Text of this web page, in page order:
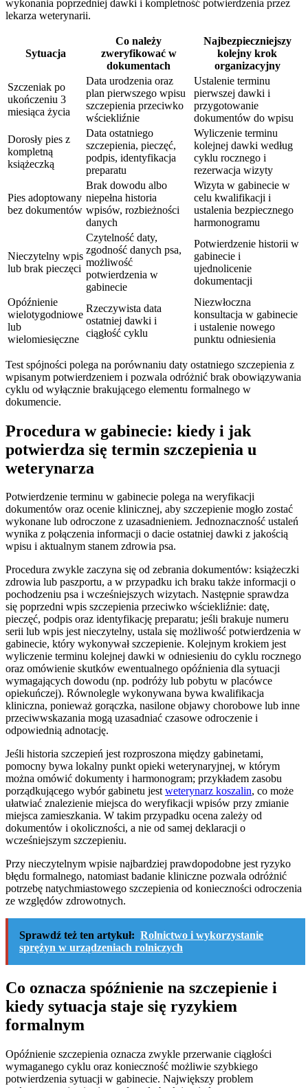
wykonania poprzedniej dawki i kompletność potwierdzenia przez
lekarza weterynarii.
Sytuacja
Co należy
zweryfikować w
dokumentach
Najbezpieczniejszy
kolejny krok
organizacyjny
Szczeniak po
ukończeniu 3
miesiąca życia
Data urodzenia oraz
plan pierwszego wpisu
szczepienia przeciwko
wściekliźnie
Ustalenie terminu
pierwszej dawki i
przygotowanie
dokumentów do wpisu
Dorosły pies z
kompletną
książeczką
Data ostatniego
szczepienia, pieczęć,
podpis, identyfikacja
preparatu
Wyliczenie terminu
kolejnej dawki według
cyklu rocznego i
rezerwacja wizyty
Pies adoptowany
bez dokumentów
Brak dowodu albo
niepełna historia
wpisów, rozbieżności
danych
Wizyta w gabinecie w
celu kwalifikacji i
ustalenia bezpiecznego
harmonogramu
Nieczytelny wpis
lub brak pieczęci
Czytelność daty,
zgodność danych psa,
możliwość
potwierdzenia w
gabinecie
Potwierdzenie historii w
gabinecie i
ujednolicenie
dokumentacji
Opóźnienie
wielotygodniowe
lub
wielomiesięczne
Rzeczywista data
ostatniej dawki i
ciągłość cyklu
Niezwłoczna
konsultacja w gabinecie
i ustalenie nowego
punktu odniesienia
Test spójności polega na porównaniu daty ostatniego szczepienia z
wpisanym potwierdzeniem i pozwala odróżnić brak obowiązywania
cyklu od wyłącznie brakującego elementu formalnego w
dokumencie.
Procedura w gabinecie: kiedy i jak
potwierdza się termin szczepienia u
weterynarza
Potwierdzenie terminu w gabinecie polega na weryfikacji
dokumentów oraz ocenie klinicznej, aby szczepienie mogło zostać
wykonane lub odroczone z uzasadnieniem. Jednoznaczność ustaleń
wynika z połączenia informacji o dacie ostatniej dawki z jakością
wpisu i aktualnym stanem zdrowia psa.
Procedura zwykle zaczyna się od zebrania dokumentów: książeczki
zdrowia lub paszportu, a w przypadku ich braku także informacji o
pochodzeniu psa i wcześniejszych wizytach. Następnie sprawdza
się poprzedni wpis szczepienia przeciwko wściekliźnie: datę,
pieczęć, podpis oraz identyfikację preparatu; jeśli brakuje numeru
serii lub wpis jest nieczytelny, ustala się możliwość potwierdzenia w
gabinecie, który wykonywał szczepienie. Kolejnym krokiem jest
wyliczenie terminu kolejnej dawki w odniesieniu do cyklu rocznego
oraz omówienie skutków ewentualnego opóźnienia dla sytuacji
wymagających dowodu (np. podróży lub pobytu w placówce
opiekuńczej). Równolegle wykonywana bywa kwalifikacja
kliniczna, ponieważ gorączka, nasilone objawy chorobowe lub inne
przeciwwskazania mogą uzasadniać czasowe odroczenie i
odpowiednią adnotację.
Jeśli historia szczepień jest rozproszona między gabinetami,
pomocny bywa lokalny punkt opieki weterynaryjnej, w którym
można omówić dokumenty i harmonogram; przykładem zasobu
porządkującego wybór gabinetu jestweterynarz koszalin, co może
ułatwiać znalezienie miejsca do weryfikacji wpisów przy zmianie
miejsca zamieszkania. W takim przypadku ocena zależy od
dokumentów i okoliczności, a nie od samej deklaracji o
wcześniejszym szczepieniu.
Przy nieczytelnym wpisie najbardziej prawdopodobne jest ryzyko
błędu formalnego, natomiast badanie kliniczne pozwala odróżnić
potrzebę natychmiastowego szczepienia od konieczności odroczenia
ze względów zdrowotnych.
Sprawdź też ten artykuł: Rolnictwo i wykorzystanie
sprężyn w urządzeniach rolniczych
Co oznacza spóźnienie na szczepienie i
kiedy sytuacja staje się ryzykiem
formalnym
Opóźnienie szczepienia oznacza zwykle przerwanie ciągłości
wymaganego cyklu oraz konieczność możliwie szybkiego
potwierdzenia sytuacji w gabinecie. Największy problem